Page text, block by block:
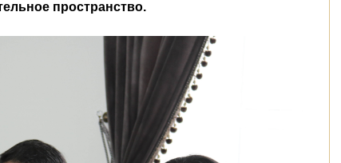
пространство.